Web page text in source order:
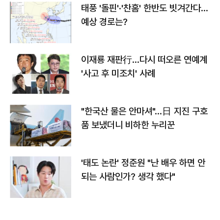
태풍 '돌핀'·'찬홈' 한반도 빗겨간다…
예상 경로는?
이재룡 재판行…다시 떠오른 연예계
'사고 후 미조치' 사례
"한국산 물은 안마셔"…日 지진 구호
품 보냈더니 비하한 누리꾼
'태도 논란' 정준원 "난 배우 하면 안
되는 사람인가? 생각 했다"